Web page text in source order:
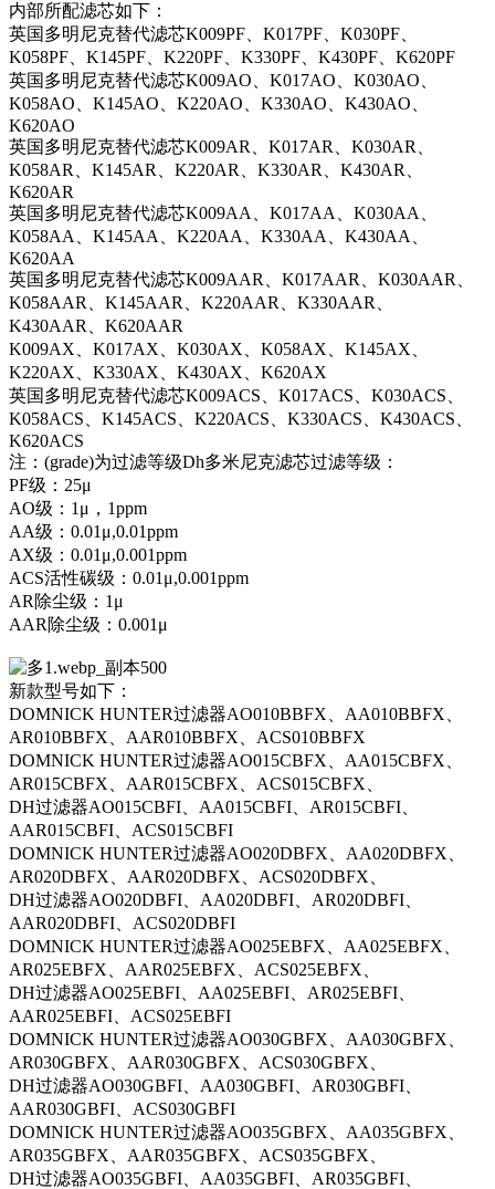
内部所配滤芯如下：
英国多明尼克替代滤芯K009PF、K017PF、K030PF、
K058PF、K145PF、K220PF、K330PF、K430PF、K620PF
英国多明尼克替代滤芯K009AO、K017AO、K030AO、
K058AO、K145AO、K220AO、K330AO、K430AO、
K620AO
英国多明尼克替代滤芯K009AR、K017AR、K030AR、
K058AR、K145AR、K220AR、K330AR、K430AR、
K620AR
英国多明尼克替代滤芯K009AA、K017AA、K030AA、
K058AA、K145AA、K220AA、K330AA、K430AA、
K620AA
英国多明尼克替代滤芯K009AAR、K017AAR、K030AAR、
K058AAR、K145AAR、K220AAR、K330AAR、
K430AAR、K620AAR
K009AX、K017AX、K030AX、K058AX、K145AX、
K220AX、K330AX、K430AX、K620AX
英国多明尼克替代滤芯K009ACS、K017ACS、K030ACS、
K058ACS、K145ACS、K220ACS、K330ACS、K430ACS、
K620ACS
注：(grade)为过滤等级Dh多米尼克滤芯过滤等级：
PF级：25μ
AO级：1μ，1ppm
AA级：0.01μ,0.01ppm
AX级：0.01μ,0.001ppm
ACS活性碳级：0.01μ,0.001ppm
AR除尘级：1μ
AAR除尘级：0.001μ
新款型号如下：
DOMNICK HUNTER过滤器AO010BBFX、AA010BBFX、
AR010BBFX、AAR010BBFX、ACS010BBFX
DOMNICK HUNTER过滤器AO015CBFX、AA015CBFX、
AR015CBFX、AAR015CBFX、ACS015CBFX、
DH过滤器AO015CBFI、AA015CBFI、AR015CBFI、
AAR015CBFI、ACS015CBFI
DOMNICK HUNTER过滤器AO020DBFX、AA020DBFX、
AR020DBFX、AAR020DBFX、ACS020DBFX、
DH过滤器AO020DBFI、AA020DBFI、AR020DBFI、
AAR020DBFI、ACS020DBFI
DOMNICK HUNTER过滤器AO025EBFX、AA025EBFX、
AR025EBFX、AAR025EBFX、ACS025EBFX、
DH过滤器AO025EBFI、AA025EBFI、AR025EBFI、
AAR025EBFI、ACS025EBFI
DOMNICK HUNTER过滤器AO030GBFX、AA030GBFX、
AR030GBFX、AAR030GBFX、ACS030GBFX、
DH过滤器AO030GBFI、AA030GBFI、AR030GBFI、
AAR030GBFI、ACS030GBFI
DOMNICK HUNTER过滤器AO035GBFX、AA035GBFX、
AR035GBFX、AAR035GBFX、ACS035GBFX、
DH过滤器AO035GBFI、AA035GBFI、AR035GBFI、